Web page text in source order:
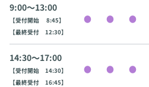
9:00〜13:00
【受付開始 8:45】
【最終受付 12:30】
14:30〜17:00
【受付開始 14:30】
【最終受付 16:45】